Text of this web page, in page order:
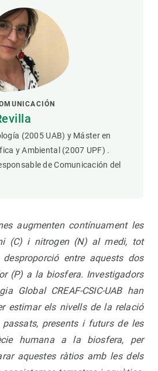
(2005 UAB) y Máster en
y Ambiental (2007 UPF) .
de Comunicación del
augmenten contínuament les
(C) i nitrogen (N) al medi, tot
entre aquests dos
(P) a la biosfera. Investigadors
Global CREAF-CSIC-UAB han
estimar els nivells de la relació
presents i futurs de les
humana a la biosfera, per
aquestes ràtios amb les dels